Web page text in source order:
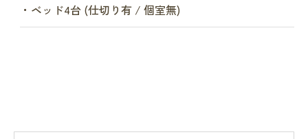
・ベッド4台 (仕切り有 / 個室無)